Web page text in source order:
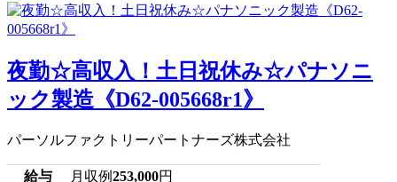
夜勤☆高収入！土日祝休み☆パナソニ
ック製造《D62-005668r1》
パーソルファクトリーパートナーズ株式会社
給与 月収例253,000円